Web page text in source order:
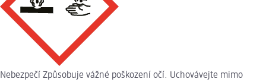
Nebezpečí Způsobuje vážné poškození očí. Uchovávejte mimo